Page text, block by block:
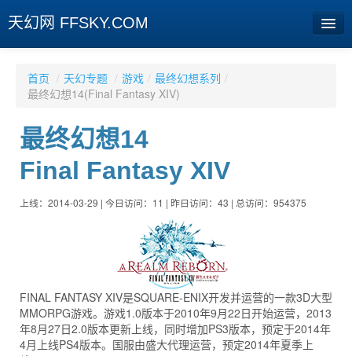
天幻网 FFSKY.COM
周边
娱乐
专题
旧版临时
[登陆] [注册]
首页 / 天幻专题 / 游戏 / 最终幻想系列 /
最终幻想14(Final Fantasy XIV)
最终幻想14
Final Fantasy XIV
上线：2014-03-29 | 今日访问：11 | 昨日访问：43 | 总访问：954375
FINAL FANTASY XIV是SQUARE-ENIX开发并运营的一款3D大型
MMORPG游戏。游戏1.0版本于2010年9月22日开始运营，2013
年8月27日2.0版本更新上线，同时增加PS3版本，预定于2014年
4月上线PS4版本。国服由盛大代理运营，预定2014年夏季上